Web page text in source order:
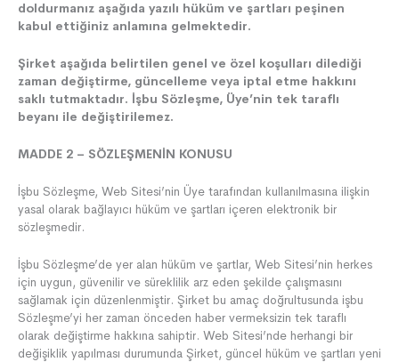
doldurmanız aşağıda yazılı hüküm ve şartları peşinen
kabul ettiğiniz anlamına gelmektedir.
Şirket aşağıda belirtilen genel ve özel koşulları dilediği
zaman değiştirme, güncelleme veya iptal etme hakkını
saklı tutmaktadır. İşbu Sözleşme, Üye’nin tek taraflı
beyanı ile değiştirilemez.
MADDE 2 – SÖZLEŞMENİN KONUSU
İşbu Sözleşme, Web Sitesi’nin Üye tarafından kullanılmasına ilişkin
yasal olarak bağlayıcı hüküm ve şartları içeren elektronik bir
sözleşmedir.
İşbu Sözleşme’de yer alan hüküm ve şartlar, Web Sitesi’nin herkes
için uygun, güvenilir ve süreklilik arz eden şekilde çalışmasını
sağlamak için düzenlenmiştir. Şirket bu amaç doğrultusunda işbu
Sözleşme’yi her zaman önceden haber vermeksizin tek taraflı
olarak değiştirme hakkına sahiptir. Web Sitesi’nde herhangi bir
değişiklik yapılması durumunda Şirket, güncel hüküm ve şartları yeni